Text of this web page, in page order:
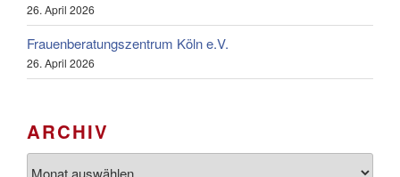
26. April 2026
Frauenberatungszentrum Köln e.V.
26. April 2026
ARCHIV